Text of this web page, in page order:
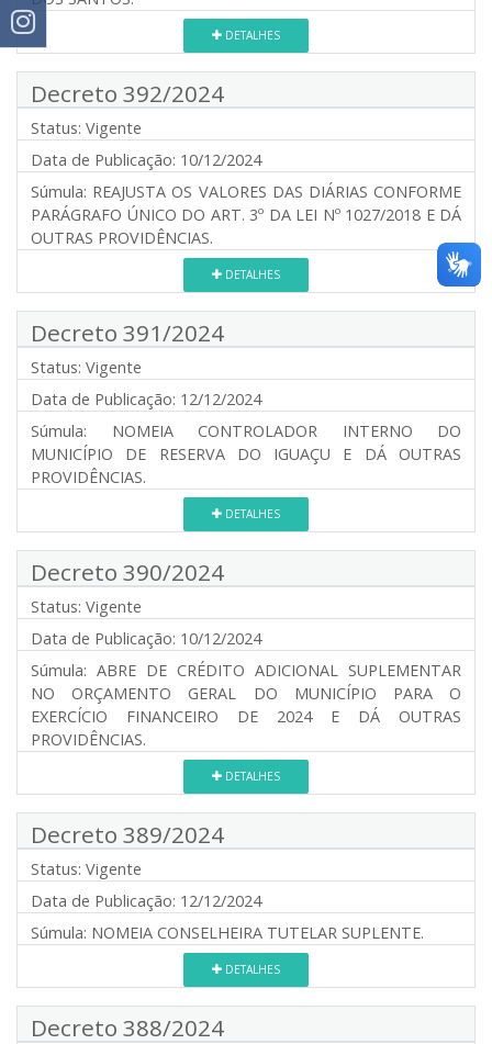
DETALHES
Decreto 392/2024
Status: Vigente
Data de Publicação: 10/12/2024
Súmula: REAJUSTA OS VALORES DAS DIÁRIAS CONFORME
PARÁGRAFO ÚNICO DO ART. 3º DA LEI Nº 1027/2018 E DÁ
OUTRAS PROVIDÊNCIAS.
DETALHES
Decreto 391/2024
Status: Vigente
Data de Publicação: 12/12/2024
Súmula: NOMEIA CONTROLADOR INTERNO DO
MUNICÍPIO DE RESERVA DO IGUAÇU E DÁ OUTRAS
PROVIDÊNCIAS.
DETALHES
Decreto 390/2024
Status: Vigente
Data de Publicação: 10/12/2024
Súmula: ABRE DE CRÉDITO ADICIONAL SUPLEMENTAR
NO ORÇAMENTO GERAL DO MUNICÍPIO PARA O
EXERCÍCIO FINANCEIRO DE 2024 E DÁ OUTRAS
PROVIDÊNCIAS.
DETALHES
Decreto 389/2024
Status: Vigente
Data de Publicação: 12/12/2024
Súmula: NOMEIA CONSELHEIRA TUTELAR SUPLENTE.
DETALHES
Decreto 388/2024